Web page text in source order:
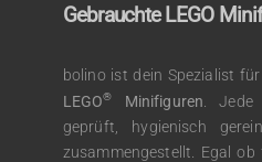
Gebrauchte LEGO
bolino ist dein Spezialist
LEGO® Minifiguren. Jede
geprüft, hygienisch
zusammengestellt. Egal